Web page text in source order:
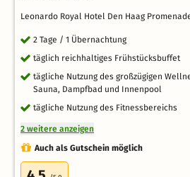
Leonardo Royal Hotel Den Haag
2 Tage / 1 Übernachtung
täglich reichhaltiges Frühstücksbuffet
tägliche Nutzung des großzügigen
Sauna, Dampfbad und Innenpool
tägliche Nutzung des Fitnessbereichs
2 weitere anzeigen
Auch als Gutschein möglich